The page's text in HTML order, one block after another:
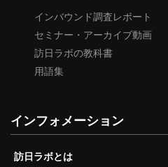
インバウンド調査レポート
セミナー・アーカイブ動画
訪日ラボの教科書
用語集
インフォメーション
訪日ラボとは